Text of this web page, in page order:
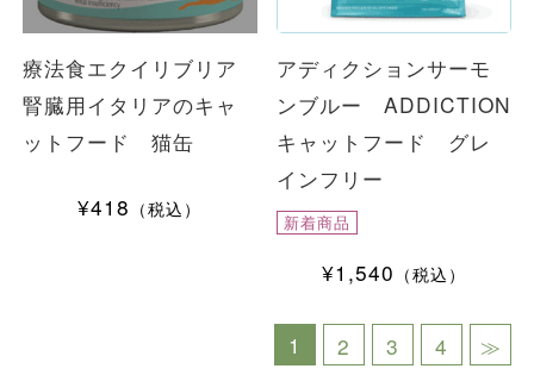
療法食エクイリブリア
腎臓用イタリアのキャ
ットフード 猫缶
¥418 （税込）
アディクションサーモ
ンブルー ADDICTION
キャットフード グレ
インフリー
新着商品
¥1,540 （税込）
1 2 3 4 ≫